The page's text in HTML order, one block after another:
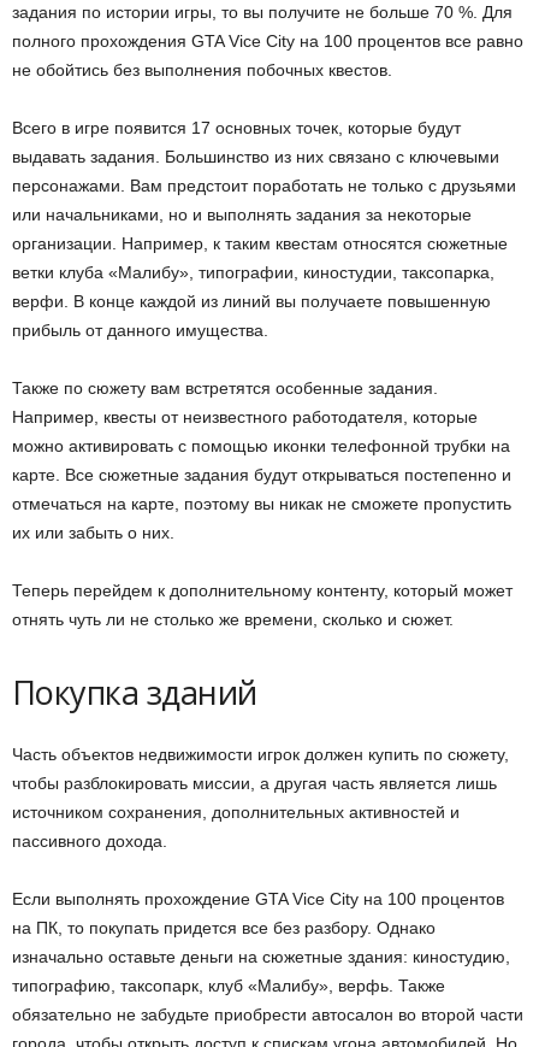
задания по истории игры, то вы получите не больше 70 %. Для
полного прохождения GTA Vice City на 100 процентов все равно
не обойтись без выполнения побочных квестов.
Всего в игре появится 17 основных точек, которые будут
выдавать задания. Большинство из них связано с ключевыми
персонажами. Вам предстоит поработать не только с друзьями
или начальниками, но и выполнять задания за некоторые
организации. Например, к таким квестам относятся сюжетные
ветки клуба «Малибу», типографии, киностудии, таксопарка,
верфи. В конце каждой из линий вы получаете повышенную
прибыль от данного имущества.
Также по сюжету вам встретятся особенные задания.
Например, квесты от неизвестного работодателя, которые
можно активировать с помощью иконки телефонной трубки на
карте. Все сюжетные задания будут открываться постепенно и
отмечаться на карте, поэтому вы никак не сможете пропустить
их или забыть о них.
Теперь перейдем к дополнительному контенту, который может
отнять чуть ли не столько же времени, сколько и сюжет.
Покупка зданий
Часть объектов недвижимости игрок должен купить по сюжету,
чтобы разблокировать миссии, а другая часть является лишь
источником сохранения, дополнительных активностей и
пассивного дохода.
Если выполнять прохождение GTA Vice City на 100 процентов
на ПК, то покупать придется все без разбору. Однако
изначально оставьте деньги на сюжетные здания: киностудию,
типографию, таксопарк, клуб «Малибу», верфь. Также
обязательно не забудьте приобрести автосалон во второй части
города, чтобы открыть доступ к спискам угона автомобилей. Но